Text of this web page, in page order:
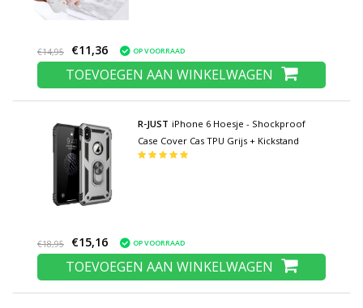
€14,95 €11,36 OP VOORRAAD
TOEVOEGEN AAN WINKELWAGEN
R-JUST iPhone 6 Hoesje - Shockproof
Case Cover Cas TPU Grijs + Kickstand
€18,95 €15,16 OP VOORRAAD
TOEVOEGEN AAN WINKELWAGEN